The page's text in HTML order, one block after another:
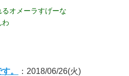
オメーラすげーな
わ
。
：2018/06/26(火)